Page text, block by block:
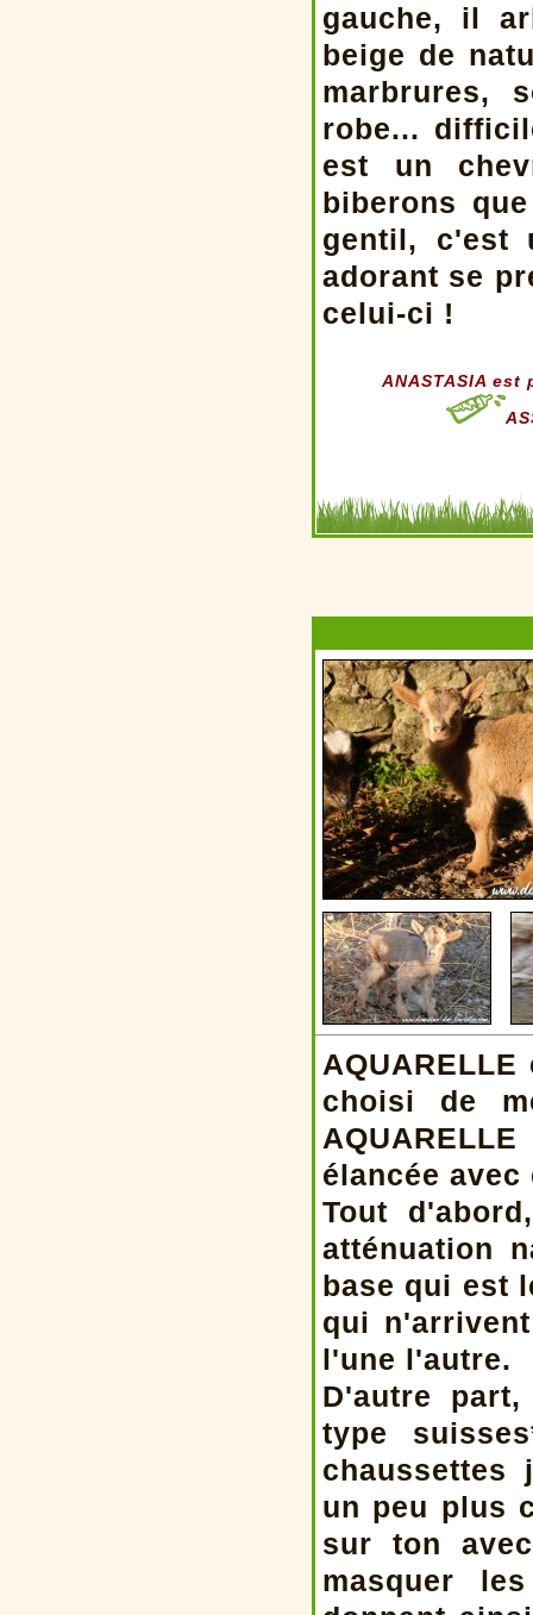
gauche, il
beige de
marbrures,
robe...
est un
biberons
gentil, c'est
adorant se
celui-ci !
ANASTASIA
choisi de
élancée
Tout
atténuation
base qui est
qui
l'une l'autre.
D'autre
type
chaussettes
un peu plus
sur ton
masquer